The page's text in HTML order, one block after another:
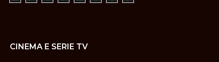
CINEMA E SERIE TV